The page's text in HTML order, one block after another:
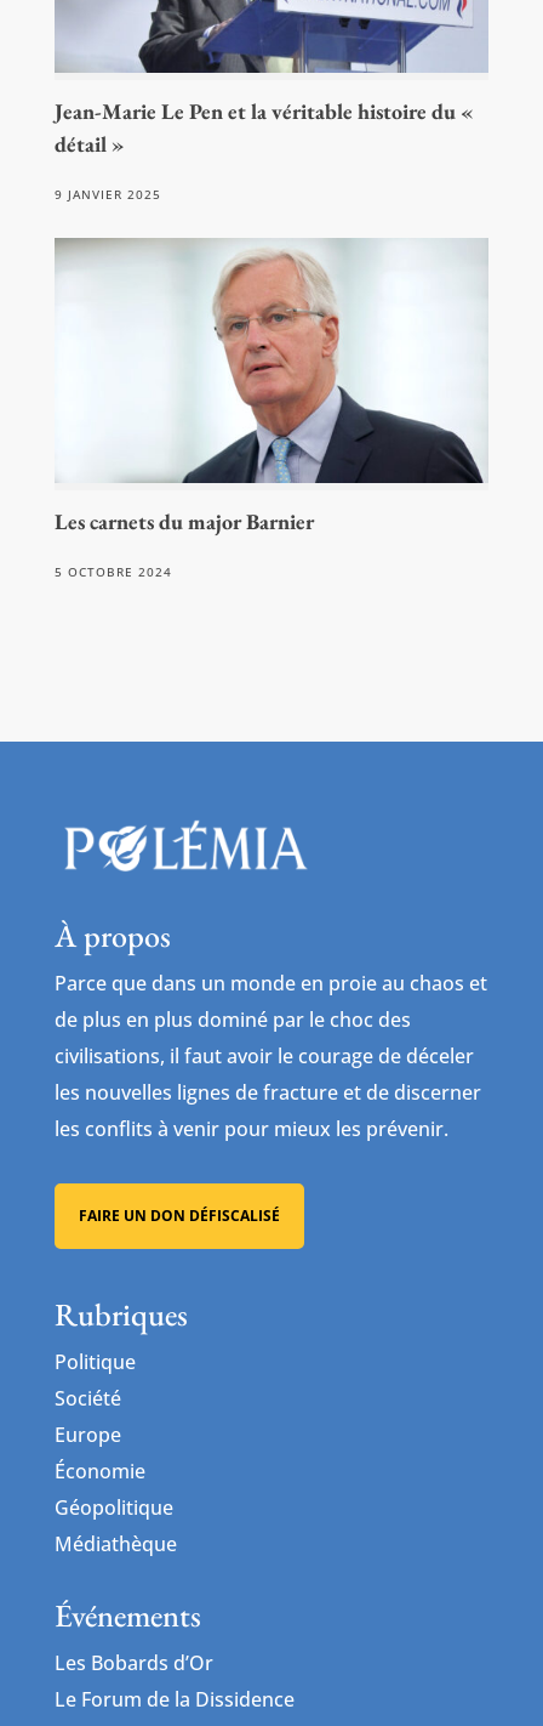
Jean-Marie Le Pen et la véritable histoire du «
détail »
9 JANVIER 2025
Les carnets du major Barnier
5 OCTOBRE 2024
À propos
Parce que dans un monde en proie au chaos et
de plus en plus dominé par le choc des
civilisations, il faut avoir le courage de déceler
les nouvelles lignes de fracture et de discerner
les conflits à venir pour mieux les prévenir.
FAIRE UN DON DÉFISCALISÉ
Rubriques
Politique
Société
Europe
Économie
Géopolitique
Médiathèque
Événements
Les Bobards d’Or
Le Forum de la Dissidence